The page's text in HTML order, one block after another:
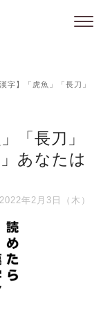
字】「虎魚」「長刀」
「長刀」
あなたは
年2月3日（木）